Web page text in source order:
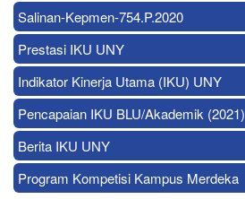
Salinan-Kepmen-754.P.2020
Prestasi IKU UNY
Indikator Kinerja Utama (IKU) UNY
Pencapaian IKU BLU/Akademik (2021)
Berita IKU UNY
Program Kompetisi Kampus Merdeka